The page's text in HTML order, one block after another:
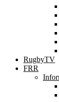
RugbyTV
FRR